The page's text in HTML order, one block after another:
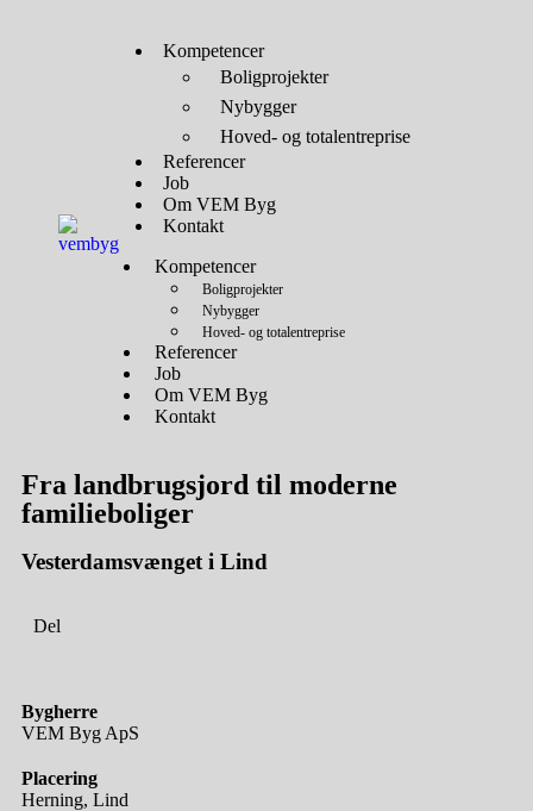
Kompetencer
Boligprojekter
Nybygger
Hoved- og totalentreprise
Referencer
Job
Om VEM Byg
Kontakt
Kompetencer
Boligprojekter
Nybygger
Hoved- og totalentreprise
Referencer
Job
Om VEM Byg
Kontakt
Fra landbrugsjord til moderne
familieboliger
Vesterdamsvænget i Lind
Del
Bygherre
VEM Byg ApS
Placering
Herning, Lind